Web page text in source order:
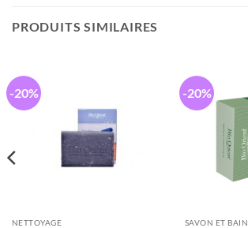
PRODUITS SIMILAIRES
-20%
NETTOYAGE
-20%
SAVON ET BAIN